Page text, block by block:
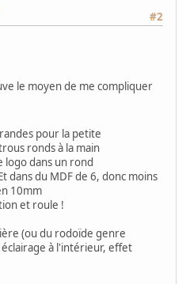
#2
le moyen de me compliquer
pour la petite
ronds à la main
logo dans un rond
dans du MDF de 6, donc moins
10mm
et roule !
(ou du rodoïde genre
à l'intérieur, effet